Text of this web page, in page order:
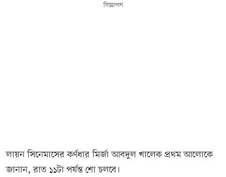
বিজ্ঞাপন
লায়ন সিনেমাসের কর্ণধার মির্জা আবদুল খালেক প্রথম আলোকে
জানান, রাত ১১টা পর্যন্ত শো চলবে।